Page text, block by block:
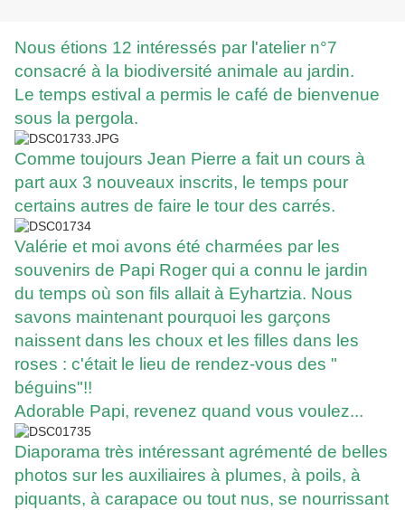
Nous étions 12 intéressés par l'atelier n°7
consacré à la biodiversité animale au jardin.
Le temps estival a permis le café de bienvenue
sous la pergola.
Comme toujours Jean Pierre a fait un cours à
part aux 3 nouveaux inscrits, le temps pour
certains autres de faire le tour des carrés.
Valérie et moi avons été charmées par les
souvenirs de Papi Roger qui a connu le jardin
du temps où son fils allait à Eyhartzia. Nous
savons maintenant pourquoi les garçons
naissent dans les choux et les filles dans les
roses : c'était le lieu de rendez-vous des "
béguins"!!
Adorable Papi, revenez quand vous voulez...
Diaporama très intéressant agrémenté de belles
photos sur les auxiliaires à plumes, à poils, à
piquants, à carapace ou tout nus, se nourrissant